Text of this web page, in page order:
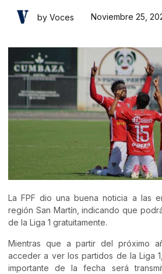
by Voces Noviembre 25,
La FPF dio una buena noticia a las
región San Martín, indicando que
de la Liga 1 gratuitamente.
Mientras que a partir del próximo
acceder a ver los partidos de la Liga
importante de la fecha será